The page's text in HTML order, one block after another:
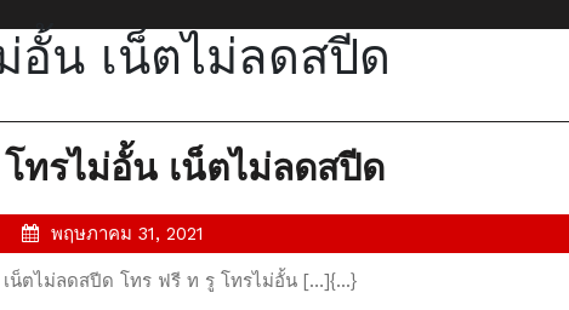
อั้น เน็ตไม่ลดสปีด
ทรไม่อั้น เน็ตไม่ลดสปีดโทร
ฟรี
ทรู
พฤษภาคม 31, 2021
31,
2021
น็ตไม่ลดสปีด โทร ฟรี ท รู โทรไม่อั้น […]{...}